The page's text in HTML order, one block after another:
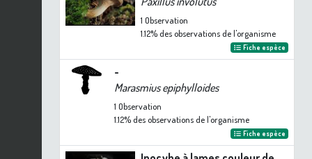
1 Observation
1.12%des observations de l'organisme
Fiche espèce
-
Marasmius epiphylloides
1 Observation
1.12%des observations de l'organisme
Fiche espèce